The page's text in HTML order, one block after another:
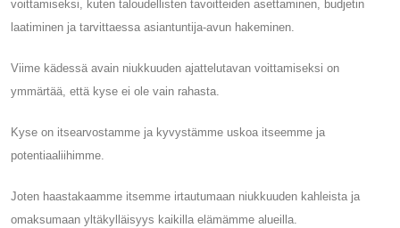
voittamiseksi, kuten taloudellisten tavoitteiden asettaminen, budjetin
laatiminen ja tarvittaessa asiantuntija-avun hakeminen.
Viime kädessä avain niukkuuden ajattelutavan voittamiseksi on
ymmärtää, että kyse ei ole vain rahasta.
Kyse on itsearvostamme ja kyvystämme uskoa itseemme ja
potentiaaliihimme.
Joten haastakaamme itsemme irtautumaan niukkuuden kahleista ja
omaksumaan yltäkylläisyys kaikilla elämämme alueilla.